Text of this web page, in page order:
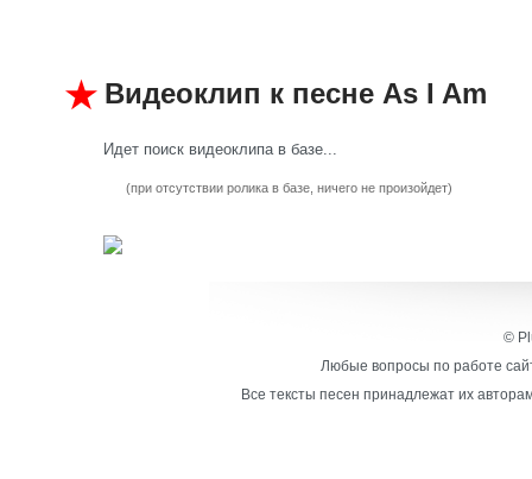
Видеоклип к песне As I Am
Идет поиск видеоклипа в базе...
(при отсутствии ролика в базе, ничего не произойдет)
©
Любые вопросы по работе
Все тексты песен принадлежат их